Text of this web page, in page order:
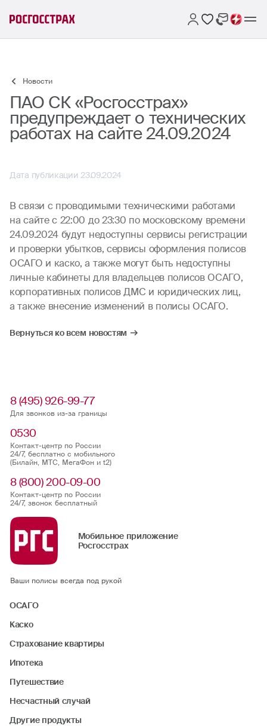
Новости
ПАО СК «Росгосстрах»
предупреждает о технических
работах на сайте 24.09.2024
Дата публикации 23.09.2024
В связи с проводимыми техническими работами
на сайте с 22:00 до 23:30 по московскому времени
24.09.2024 будут недоступны сервисы регистрации
и проверки убытков, сервисы оформления полисов
ОСАГО и каско, а также могут быть недоступны
личные кабинеты для владельцев полисов ОСАГО,
корпоративных полисов ДМС и юридических лиц,
а также внесение изменений в полисы ОСАГО.
Вернуться ко всем новостям
8 (495) 926-99-77
Для звонков из-за границы
0530
Контакт-центр по России
24/7, бесплатно с мобильного
(Билайн, МТС, МегаФон и t2)
8 (800) 200-09-00
Контакт-центр по России
24/7, звонок бесплатный
Мобильное приложение
Росгосстрах
Ваши полисы всегда под рукой
ОСАГО
Каско
Страхование квартиры
Ипотека
Путешествие
Несчастный случай
Другие продукты